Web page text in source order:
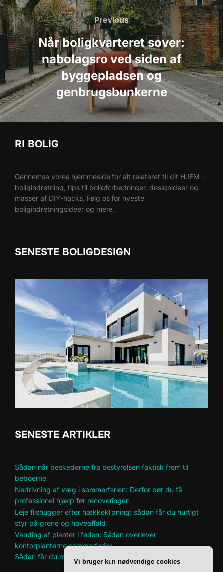
Previous
Previous
Når boligkvarteret sover:
nabolagsro ved siden af
byggepladsen og
genbrugsbunkerne
RI BOLIG
Gennemse vores hjemmeside for alt relateret til dit HJEM -
boligindretning, tips til boligforbedringer, designideer og
masser af DIY-hacks. Følg os for nyeste
boligindretningsideer og mere.
SENESTE BOLIGDESIGN
SENESTE ARTIKLER
Sådan når beskederne fra bestyrelsen faktisk frem til
beboerne
Nedrivning af væg i sommerferien: Derfor bør du få
professionel hjælp før renoveringen
Leje flishugger efter hækkeklipning: sådan får du hurtigt
styr på grene og haveaffald
Vanding af planter i ferien: Sådan overlever
kontorplanterne sommerferien
Sådan får du mere plads til hobbyer i et lille hjem
Vi bruger kun nødvendige cookies